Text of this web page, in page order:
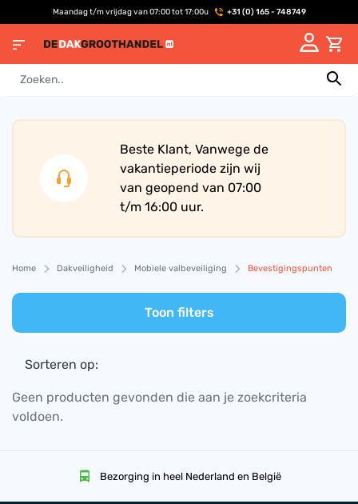
Maandag t/m vrijdag van 07:00 tot 17:00u +31 (0) 165 - 748749
Beste Klant, Vanwege de
vakantieperiode zijn wij
van geopend van 07:00
t/m 16:00 uur.
Home Dakveiligheid Mobiele valbeveiliging Bevestigingspunten
Toon filters
Sorteren op:
Geen producten gevonden die aan je zoekcriteria
voldoen.
Bezorging in heel Nederland en België